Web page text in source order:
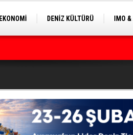
EKONOMİ DENİZ KÜLTÜRÜ
IMO